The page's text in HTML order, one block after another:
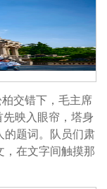
交错下，毛主席
先映入眼帘，塔身
的题词。队员们肃
，在文字间触摸那